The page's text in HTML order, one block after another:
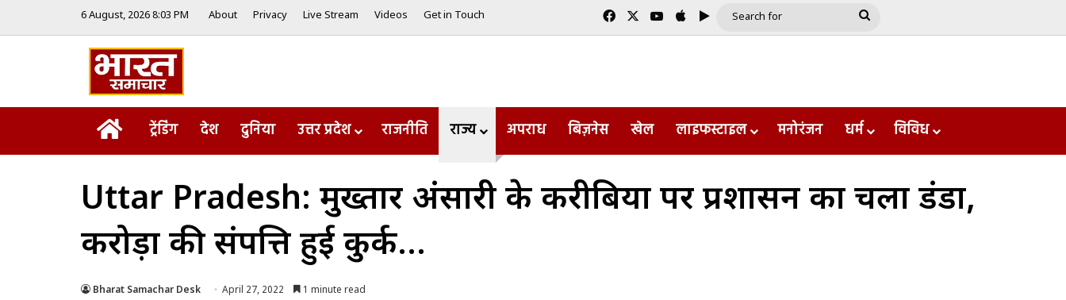
6 August, 2026 8:03 PM About Privacy Live Stream Videos Get in Touch FacebookYouTube
AppleGoogle Play
Search
Homeट्रेंडिंग देश दुनिया उत्तर प्रदेश राजनीति राज्य अपराध बिज़नेस खेल लाइफस्टाइल मनोरंजन धर्म विविध
Uttar Pradesh: मुख्तार अंसारी के करीबियों पर प्रशासन का चला डंडा,
करोड़ों की संपत्ति हुई कुर्क…
Bharat Samachar Desk April 27, 2022 1 minute read